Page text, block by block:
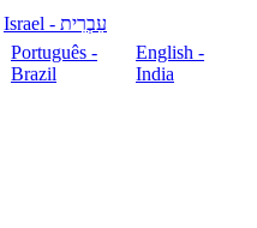
עִבְרִית - Israel
Português -
Brazil
English -
India